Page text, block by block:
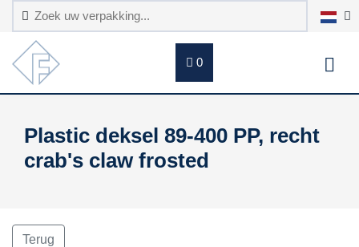
0
Plastic deksel 89-400 PP, recht
crab's claw frosted
Terug